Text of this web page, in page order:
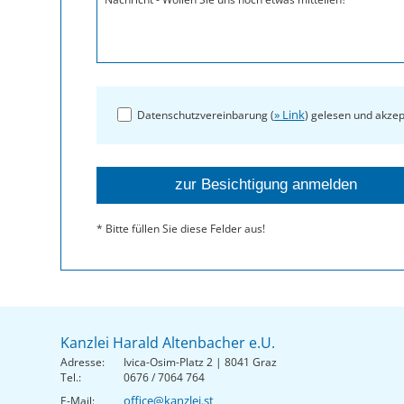
Datenschutzvereinbarung (» Link) gelesen und
* Bitte füllen Sie diese Felder aus!
Kanzlei Harald Altenbacher e.U.
Adresse:
Ivica-Osim-Platz 2 | 8041 Graz
Tel.:
0676 / 7064 764